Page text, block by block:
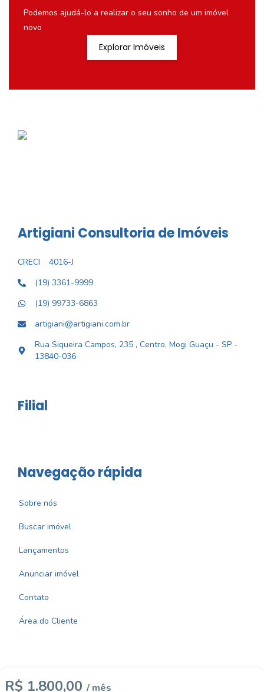
R$ 1.800,00 / mês
Podemos ajudá-lo a realizar o seu sonho de um imóvel
novo
Explorar Imóveis
Artigiani Consultoria de Imóveis
CRECI
4016-J
(19) 3361-9999
(19) 99733-6863
artigiani@artigiani.com.br
Rua Siqueira Campos, 235 , Centro, Mogi Guaçu - SP -
13840-036
Filial
Navegação rápida
Sobre nós
Buscar imóvel
Lançamentos
Anunciar imóvel
Contato
Área do Cliente